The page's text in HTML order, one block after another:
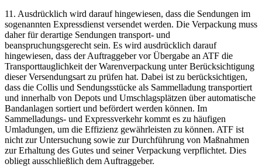
11. Ausdrücklich wird darauf hingewiesen, dass die Sendungen im
sogenannten Expressdienst versendet werden. Die Verpackung muss
daher für derartige Sendungen transport- und
beanspruchungsgerecht sein. Es wird ausdrücklich darauf
hingewiesen, dass der Auftraggeber vor Übergabe an ATF die
Transporttauglichkeit der Warenverpackung unter Berücksichtigung
dieser Versendungsart zu prüfen hat. Dabei ist zu berücksichtigen,
dass die Collis und Sendungsstücke als Sammelladung transportiert
und innerhalb von Depots und Umschlagsplätzen über automatische
Bandanlagen sortiert und befördert werden können. Im
Sammelladungs- und Expressverkehr kommt es zu häufigen
Umladungen, um die Effizienz gewährleisten zu können. ATF ist
nicht zur Untersuchung sowie zur Durchführung von Maßnahmen
zur Erhaltung des Gutes und seiner Verpackung verpflichtet. Dies
obliegt ausschließlich dem Auftraggeber.